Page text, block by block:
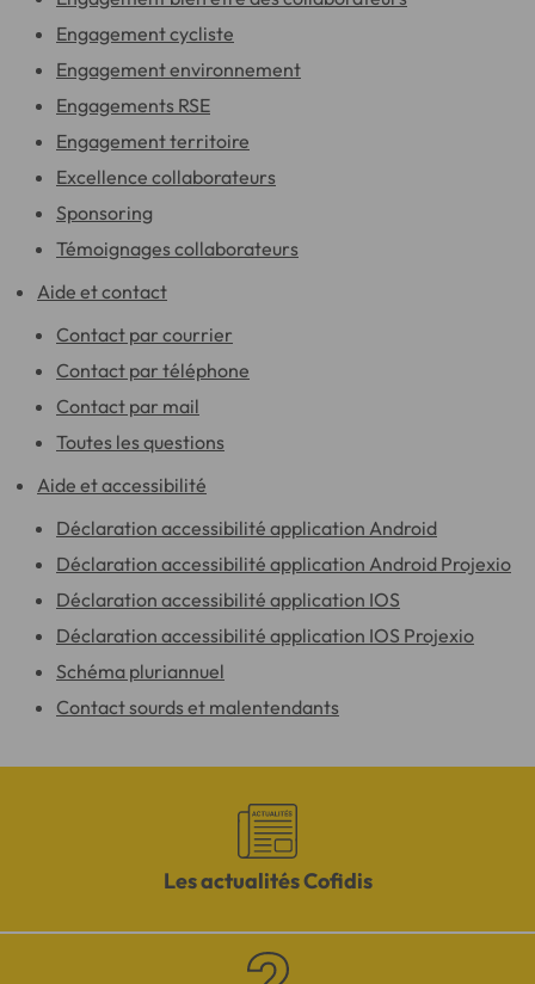
Engagement cycliste
Engagement environnement
Engagements RSE
Engagement territoire
Excellence collaborateurs
Sponsoring
Témoignages collaborateurs
Aide et contact
Contact par courrier
Contact par téléphone
Contact par mail
Toutes les questions
Aide et accessibilité
Déclaration accessibilité application Android
Déclaration accessibilité application Android Projexio
Déclaration accessibilité application IOS
Déclaration accessibilité application IOS Projexio
Schéma pluriannuel
Contact sourds et malentendants
Les actualités Cofidis